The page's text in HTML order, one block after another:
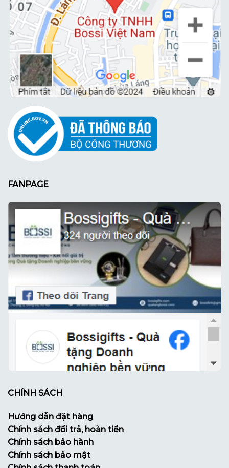
FANPAGE
CHÍNH SÁCH
Hướng dẫn đặt hàng
Chính sách đổi trả, hoàn tiền
Chính sách bảo hành
Chính sách bảo mật